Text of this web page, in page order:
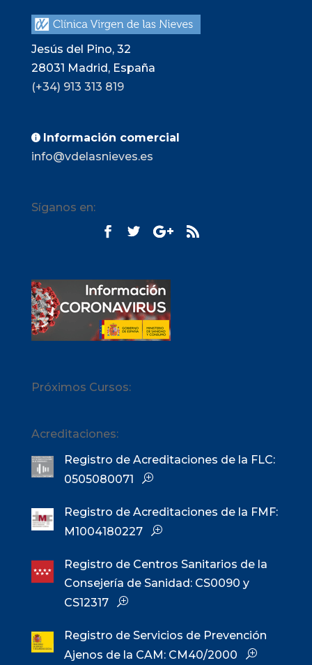
Jesús del Pino, 32
28031 Madrid, España
(+34) 913 313 819
 Información comercial
info@vdelasnieves.es
Síganos en:
Próximos Cursos:
Acreditaciones:
Registro de Acreditaciones de la FLC:
0505080071
Registro de Acreditaciones de la FMF:
M1004180227
Registro de Centros Sanitarios de la
Consejería de Sanidad: CS0090 y
CS12317
Registro de Servicios de Prevención
Ajenos de la CAM: CM40/2000